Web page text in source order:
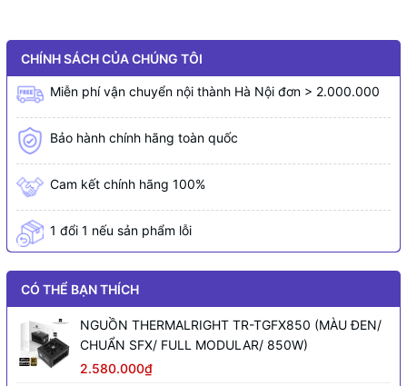
CHÍNH SÁCH CỦA CHÚNG TÔI
Miễn phí vận chuyển nội thành Hà Nội đơn > 2.000.000
Bảo hành chính hãng toàn quốc
Cam kết chính hãng 100%
1 đổi 1 nếu sản phẩm lỗi
CÓ THỂ BẠN THÍCH
NGUỒN THERMALRIGHT TR-TGFX850 (MÀU ĐEN/
CHUẨN SFX/ FULL MODULAR/ 850W)
2.580.000₫